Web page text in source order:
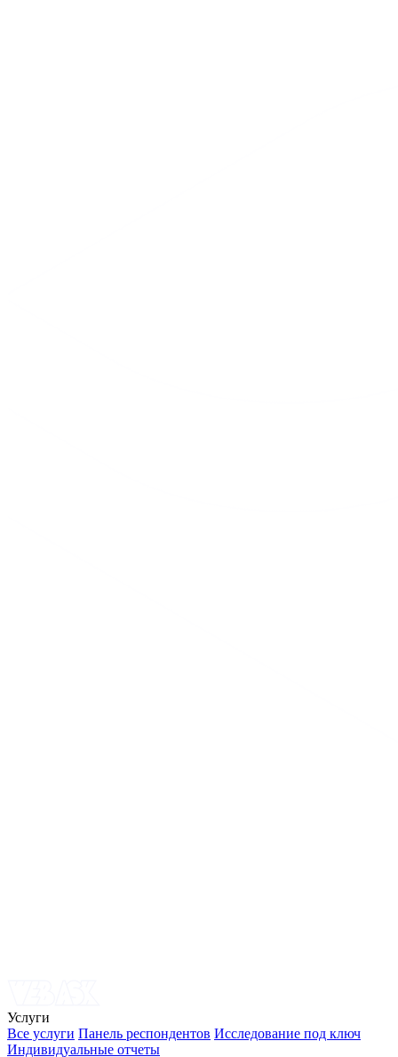
Услуги
Все услуги Панель респондентов Исследование под ключ
Индивидуальные отчеты